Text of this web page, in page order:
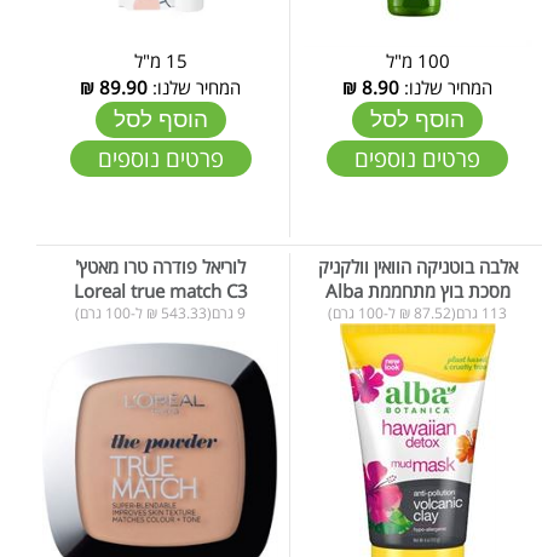
100 מ"ל
המחיר שלנו: 8.90
₪
הוסף לסל
פרטים נוספים
15 מ"ל
המחיר שלנו: 89.90
₪
הוסף לסל
פרטים נוספים
אלבה בוטניקה הוואין וולקניק
מסכת בוץ מתחממת Alba
113 גרם(87.52 ₪ ל-100 גרם)
לוריאל פודרה טרו מאטץ'
Loreal true match C3
9 גרם(543.33 ₪ ל-100 גרם)